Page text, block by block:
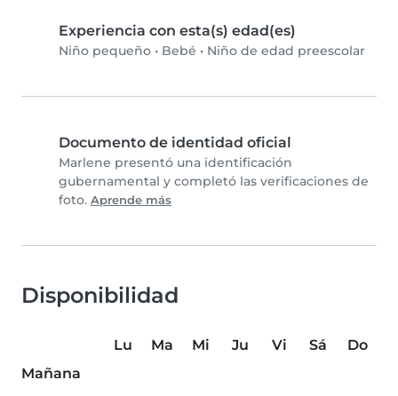
Experiencia con esta(s) edad(es)
Niño pequeño • Bebé • Niño de edad preescolar
Documento de identidad oficial
Marlene presentó una identificación
gubernamental y completó las verificaciones de
foto. Aprende más
Disponibilidad
Lu Ma Mi Ju Vi Sá
Do
Mañana